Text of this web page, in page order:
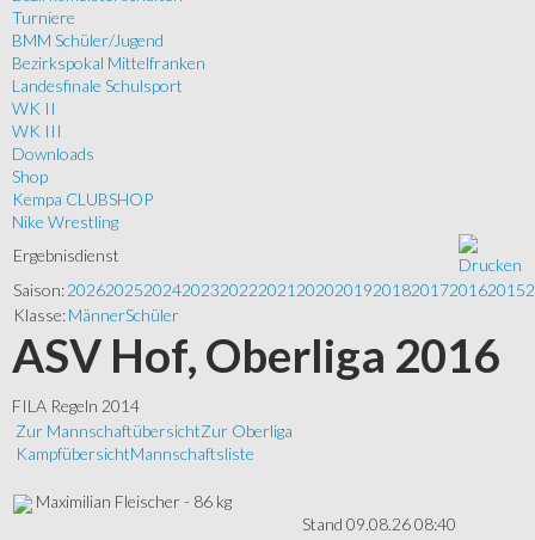
Turniere
BMM Schüler/Jugend
Bezirkspokal Mittelfranken
Landesfinale Schulsport
WK II
WK III
Downloads
Shop
Kempa CLUBSHOP
Nike Wrestling
Ergebnisdienst
Saison:202620252024202320222021 202020192018201720162015
Klasse:MännerSchüler
ASV Hof, Oberliga 2016
FILA Regeln 2014
Zur MannschaftübersichtZur Oberliga
KampfübersichtMannschaftsliste
Maximilian Fleischer - 86 kg
Stand 09.08.26 08:40